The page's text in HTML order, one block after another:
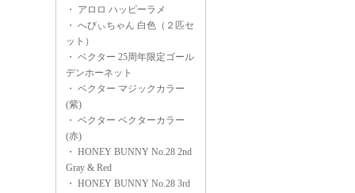
・ アロロ ハッピーラメ
・ へびぃちゃん 白色（２匹セ
ット）
・ ベクター 25周年限定ゴール
デンホーネット
・ ベクター マジックカラー
(紫)
・ ベクター ベクターカラー
(赤)
・ HONEY BUNNY No.28 2nd
Gray & Red
・ HONEY BUNNY No.28 3rd